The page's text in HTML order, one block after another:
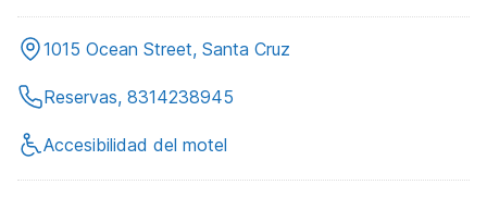
1015 Ocean Street, Santa Cruz
Reservas, 8314238945
Accesibilidad del motel